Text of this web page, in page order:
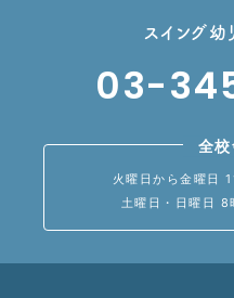
スイング
03-
全
火曜日から金曜日
土曜日・日曜日